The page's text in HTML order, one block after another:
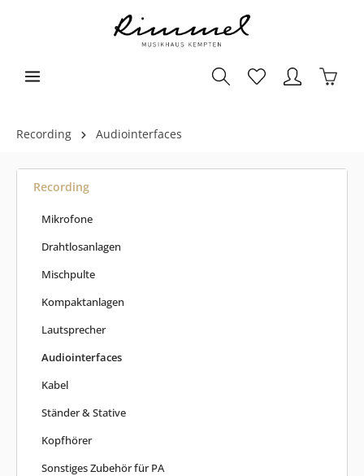
Recording Audiointerfaces
Recording
Mikrofone
Drahtlosanlagen
Mischpulte
Kompaktanlagen
Lautsprecher
Audiointerfaces
Kabel
Ständer & Stative
Kopfhörer
Sonstiges Zubehör für PA